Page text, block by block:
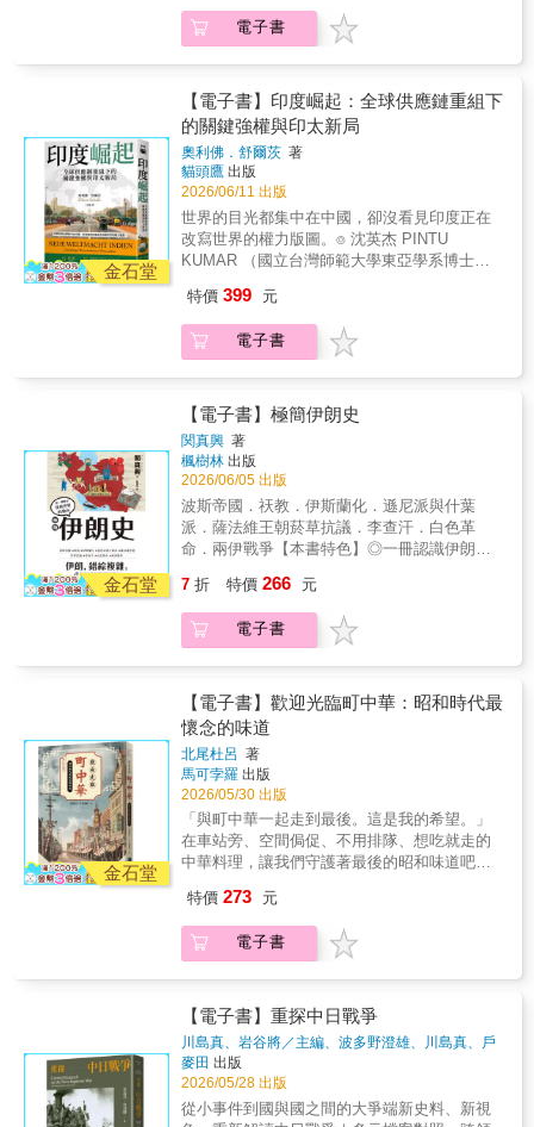
民主運動或翁山蘇姬個人形象的書寫，《變臉
的緬甸》將政治、民族、宗教、殖民歷史與經
濟發展交織在一起，讓讀者一窺緬甸真正複雜
與未來作者理查．考科特曾任《經濟學人》東
南亞通訊員。不同於坊間描寫緬甸的書，多著
眼於緬甸的政治、歷史、民族和文化，且受限
於一定的時間框架內，《變臉的緬甸》試圖以
深入淺出的筆法，將訪談放入歷史與政治的脈
絡中，全景式地述說緬甸的過去與未來。● 關
於緬甸，你我所知道與不知道的事少了翁山蘇
姬的緬甸，我們還知道些什麼？這個曾經光榮
裁、民主改革後，將再度站上世界的舞台，重
後，卻有著根深柢固的族群問題即將爆發。●
民主大選後，美好的時代就會來臨？結束軍政
府專政，似乎象徵著民主的勝利。然而，緬甸
要轉型為成熟的民主國家，仍有一段漫漫長
路。早年殖民者為便於統治而施行的族群分
治、數十年來緬族化運動激起的族群矛盾，依
舊牽動著緬甸未來的發展。
成，探討東亞的帝國意識遺緒、分裂並行的各
國歷史，反思分裂、互相拉鋸的國與國之間，
緩衝的性質，《東亞關聯史》便是基於此調性
下，期待能拋開大國主義包袱，成就一本調和
東亞地區的地域史。《東亞關聯史》講述自十
七世紀起至一九九〇年過後，長達四百餘年的
歷史，主要分為海禁時期、帝國主義時期、冷
戰時期和後冷戰時期。探討的國家分為三類：
1. 東亞的中心：中國。2. 以中國為模仿對象並
承繼小中華意識的小中心：朝鮮、日本、越
南。3. 帝國化過程中被合併、統合的周邊地
區：蝦夷、琉球、占婆、臺灣、內蒙古、西藏
歷史、編織出並時行進的脈絡，並鋪展出串連
其中的文化、宗教、貿易的網絡，探詢中心與
邊緣的複雜性。綜觀現今紛亂的東亞局勢，現
尋思另一個更宏觀的視角，也是時候試圖擺脫
長期支配歷史敘述的歐洲史觀、跳脫各國中心
的觀點，將單一國家的歷史擴展為更為完整、
壯大的東亞地域史。。「只沉醉在本國的榮光
和勝利，而分不清自我省察和自我虐待的人們
在各國社會中扯開嗓門，高舉著冠冕堂皇的旗
幟。但這些人只不過是二十一世紀的唐吉軻德
越過國境，我想我們也能逐漸接近這個能夠相
互溝通的東亞地域史。」
電子書
金石堂
【電子書】印度崛起：全球供應鏈重組下
的關鍵強權與印太新局
奧利佛．舒爾茨 著
貓頭鷹 出版
2026/06/11 出版
世界的目光都集中在中國，卻沒看見印度正在
改寫世界的權力版圖。⌾ 沈英杰 PINTU
KUMAR （國立台灣師範大學東亞學系博士候
研究員）專文導讀⌾ 一本同時書寫印度歷史傷
痕、社會現場與國際戰略的深度報導。 談到
印度，我們很容易先想到貧窮、髒亂、歧視等
超越中國，成為全球人口最多的國家。根據國
際貨幣基金組織（IMF）最新預測，印度甚至將
在2026超越日本、升至全球第四大經濟體。這
個擁有十四億以上人口的國家，正在以驚人的
速度擴張它對國際秩序的影響力。 印度，很
可能就是下一個改變世界的關鍵。抗衡中國的
戰略新夥伴 印度的國際地位，在俄烏戰爭後
的新環境中達到了新高度。一方面強調民主與
終結烏克蘭衝突的重要性，一方面仍在戰爭後
場。同一時間，因為中印邊境衝突與「一帶一
路」投資在周邊國家的布局，令印度為制衡中
國而努力強化海空軍，因而逐漸被美國視為區
域戰略夥伴。在這樣的新局勢下，印度得以重
塑自己的談判位置，更靈活地遊走於俄羅斯、
西方與印太安全架構之間，成了各方亟欲拉攏
的對象。無法解決的深層社會裂痕 另一方
面，印度最大的變數來自它的內部。印度是全
球第二大穆斯林人口所在國，穆斯林人口高達
兩億，然而印度穆斯林作為「最大的少數族
群」，卻在國族敘事的擠壓下，長期承受不安
全感。同時，種姓制度將歧視包裝成自然與神
實；此外父權文化與公共空間的不安全，也成
為現代化道路上的深層阻力。再加上印度在經
濟上的成長並不等於全民共同提升，貧富差距
韌性支撐，也很難成為一個真正可被依賴的強
權。不容忽視又難以預測的下一個世界強權
本書作者自一九八〇年代末期開始，反覆造訪
並長住印度，見證自由化與民族主義並行的變
化，也試圖拆解這個被西方過度浪漫化、卻早
已成為新強權的矛盾國家。在本書中，他將從
特價 399 元
電子書
金石堂
【電子書】極簡伊朗史
関真興 著
楓樹林 出版
2026/06/05 出版
波斯帝國．祆教．伊斯蘭化．遜尼派與什葉
派．薩法維王朝菸草抗議．李查汗．白色革
命．兩伊戰爭【本書特色】◎一冊認識伊朗，
衝突的波瀾壯闊歷程。◎全書依時間脈絡分成8
個章節，各章均附小專欄，介紹各領域的伊朗
偉人。◎隨主題搭配簡易的地圖、好懂的關係
美麗的波斯地毯、香氣濃郁的藏紅花料理，或
是新聞中時常播報的中東局勢，但在這些既熟
悉又遙遠的印象背後，伊朗其實承載著一段橫
跨數千年的文明史。從古老的波斯帝國，到今
日的伊斯蘭共和國，本書將帶你穿越時間長
河，重新認識這個既古老又充滿變動的國度。
本書涵蓋了從古代波斯文明到現代伊朗的關鍵
歷史階段，揭示這片土地如何在東西方之間扮
演橋樑角色。從阿契美尼德王朝的崛起、亞歷
山大東征的衝擊，到伊斯蘭化的轉折、薩法維
際角力，層層交織出伊朗獨特而複雜的歷史脈
絡⋯⋯★★穆斯林增加是因為稅金？★★誕生
於西元7世紀的奧瑪亞王朝，在伊朗高原推廣伊
稅」的法律，人民為了避稅而紛紛入教成為穆
斯林。★★半個天下的「伊斯法罕」？★★伊
斯法罕作為薩法維王朝的首都，開設了市場
「巴剎」（Bazaar），成為商業都市。隨著人
口遽增，逐漸發展為大城市，其繁榮的景象甚
7 折 特價 266 元
電子書
金石堂
【電子書】歡迎光臨町中華：昭和時代最
懷念的味道
北尾杜呂 著
馬可孛羅 出版
2026/05/30 出版
「與町中華一起走到最後。這是我的希望。」
在車站旁、空間侷促、不用排隊、想吃就走的
中華料理，讓我們守護著最後的昭和味道吧！
飯、天津飯、炸豬排丼、煎餃配白飯涼麵、沾
麵、豆芽麵、什錦麵、餛飩麵、麻婆豆
腐…… 作者北尾杜呂從學生時代起便頻繁光顧
租金太高，而是廚房忙碌的老邁身影，再也忙
不動了。在老店消失之際，作者北尾杜呂決定
尋訪町中華那些依然存續的滋味，詳實集結這
些陪伴他走過昭和歲月的店家與料理，在新的
時代寫成豐足的飲食史。🍜 美國的麵粉可是幫
了大忙啊！戰後日本實施物資管制，基本的
特價 273 元
電子書
【電子書】重探中日戰爭
川島真、岩谷將／主編、波多野澄雄、川島真、戶
部良一、森靖夫、平山昇、岩谷將、帶谷俊輔、關
智英、黃自進著
麥田 出版
2026/05/28 出版
從小事件到國與國之間的大爭端新史料、新視